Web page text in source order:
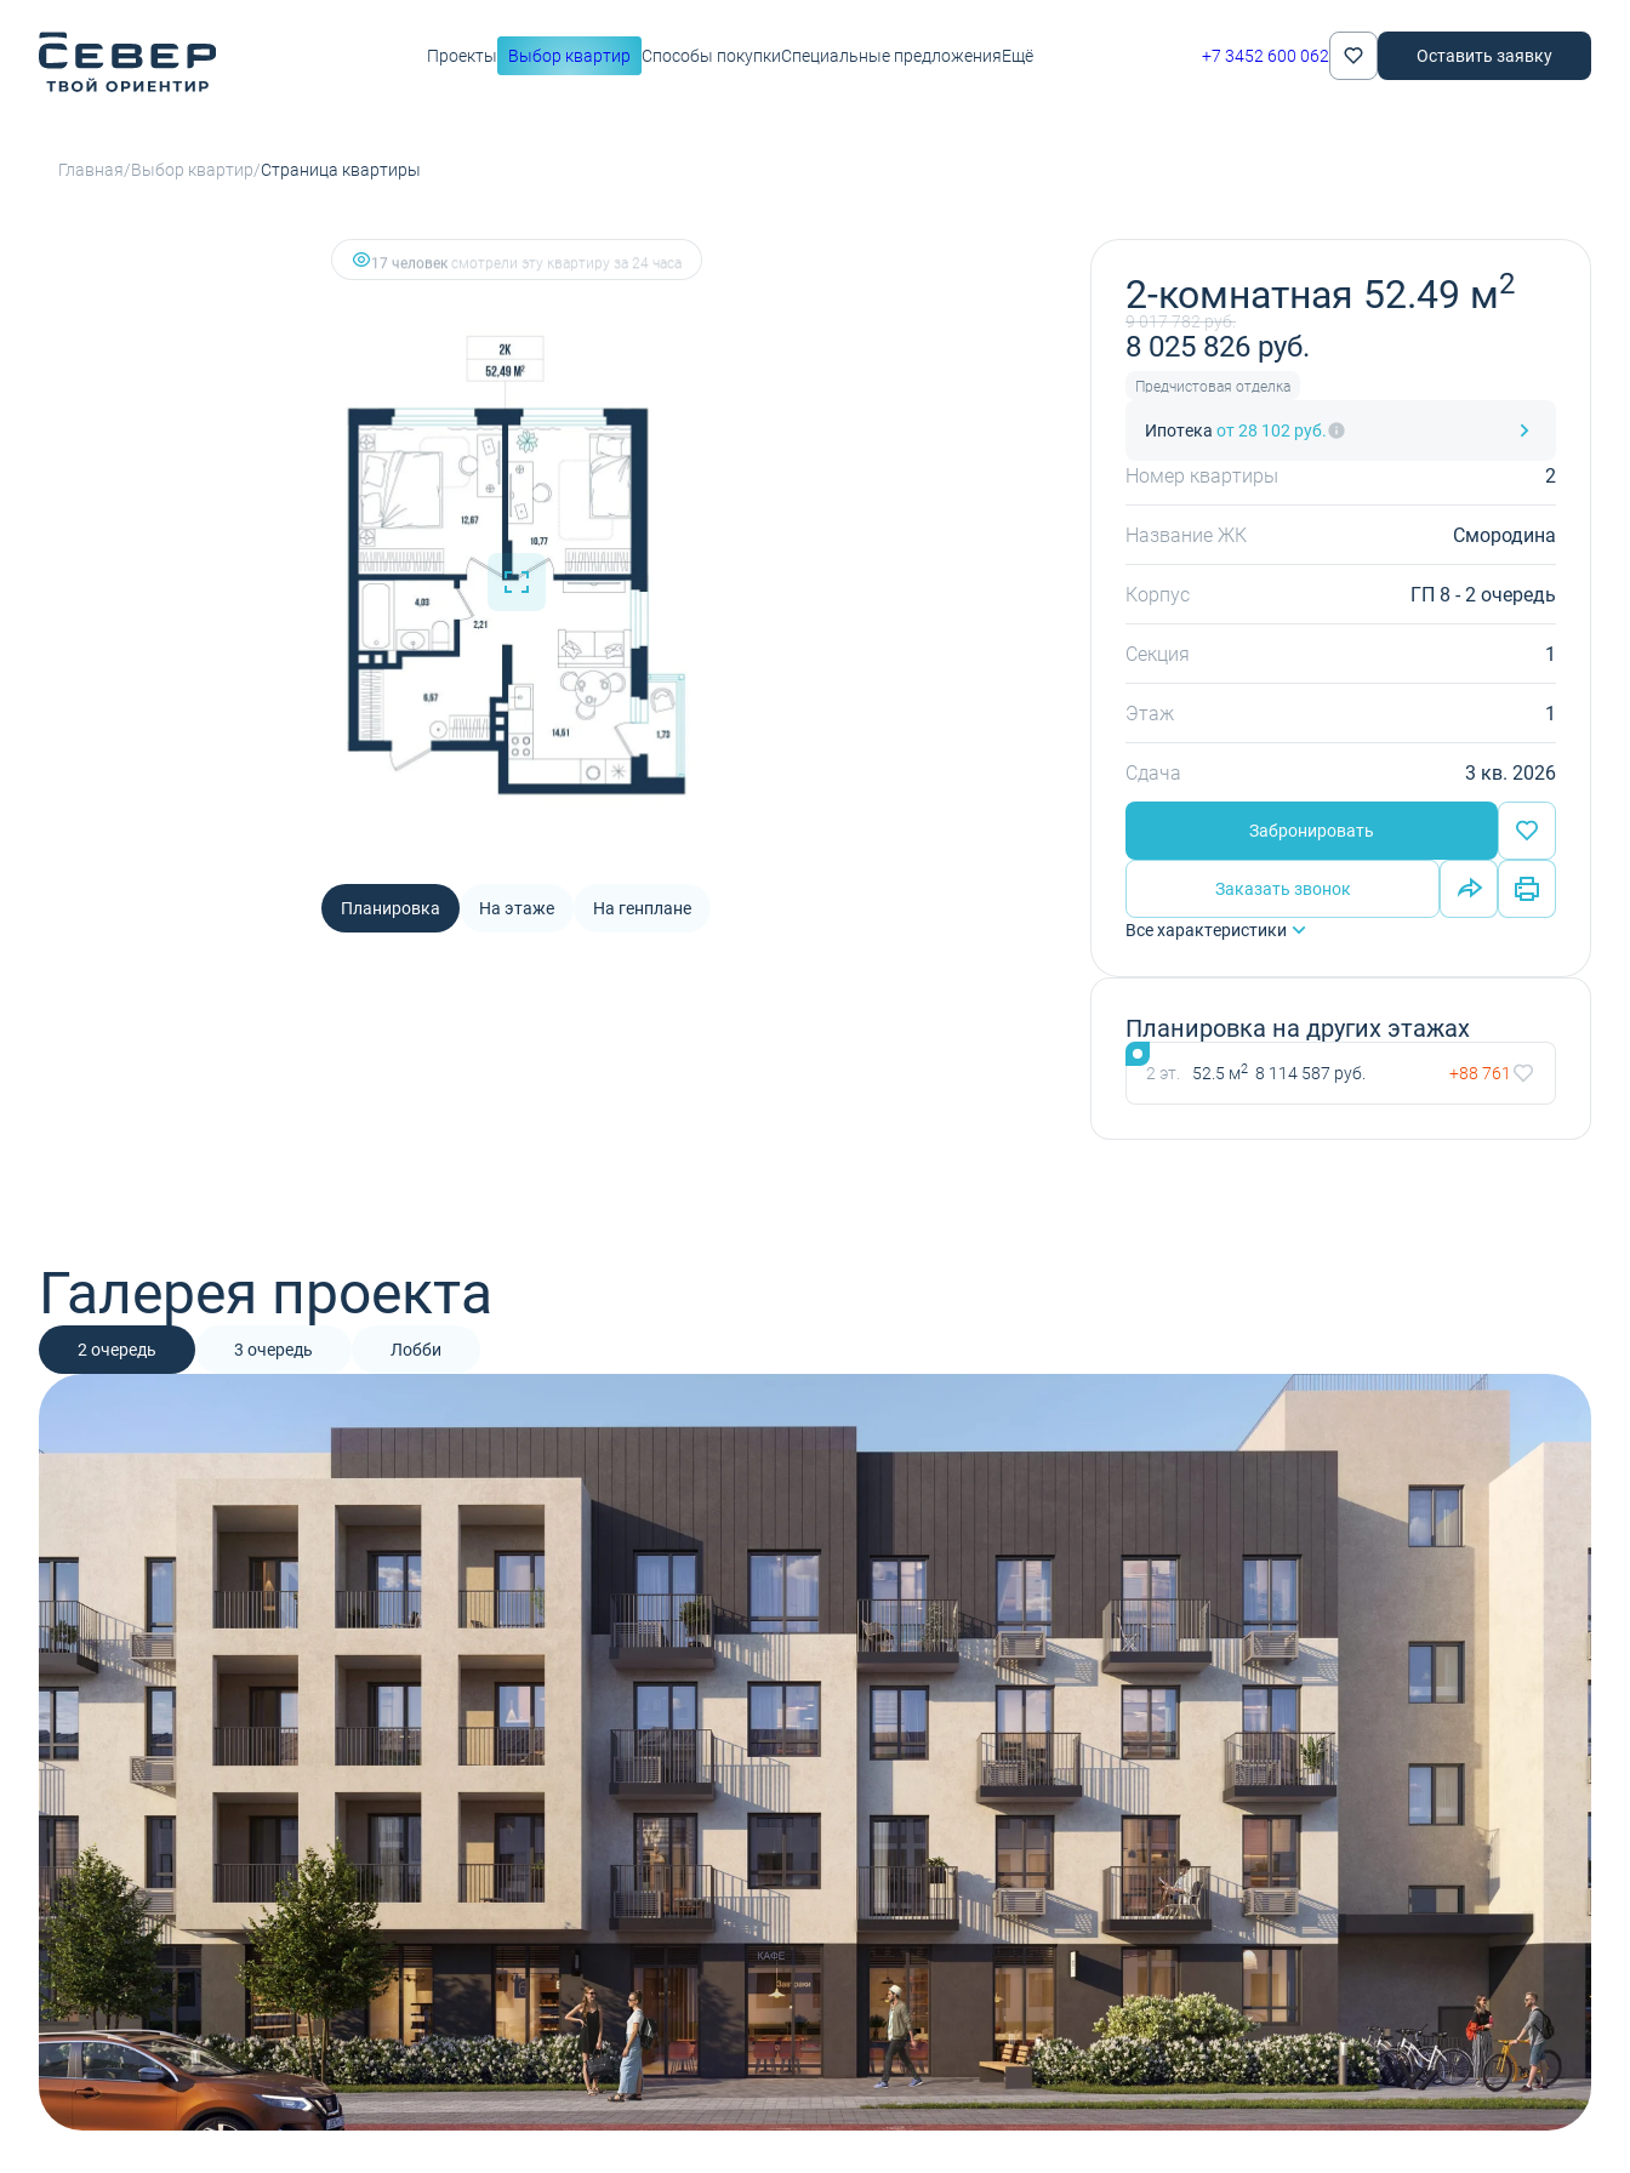
Проекты Выбор квартир Способы покупкиСпециальные предложенияЕщё +7 3452 600 062 Оставить заявку
Главная/Выбор квартир/Страница квартиры
3 человекaдобавили эту квартиру в избранное
Планировка На этаже На генплане
2-комнатная 52.49 м2
9 017 782 руб.
8 025 826 руб.
Предчистовая отделка
Ипотека от 28 102 руб.
Номер квартиры 2
Название ЖК Смородина
Корпус ГП 8 - 2 очередь
Секция 1
Этаж 1
Сдача 3 кв. 2026
Забронировать
Заказать звонок
Все характеристики
Планировка на других этажах
2 эт. 52.5 м2 8 114 587 руб. +88 761
Галерея проекта
2 очередь 3 очередь Лобби